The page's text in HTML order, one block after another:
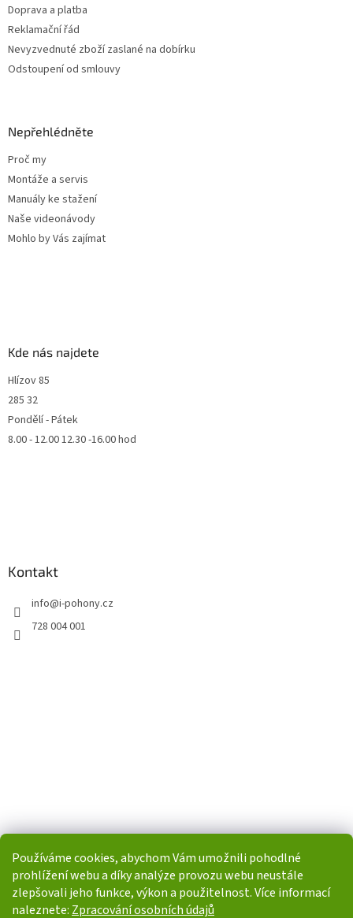
Používáme cookies, abychom Vám umožnili pohodlné
prohlížení webu a díky analýze provozu webu neustále
zlepšovali jeho funkce, výkon a použitelnost. Více informací
naleznete: Zpracování osobních údajů
Doprava a platba
Reklamační řád
Nevyzvednuté zboží zaslané na dobírku
Odstoupení od smlouvy
Nepřehlédněte
Proč my
Montáže a servis
Manuály ke stažení
Naše videonávody
Mohlo by Vás zajímat
Kde nás najdete
Hlízov 85
285 32
Pondělí - Pátek
8.00 - 12.00 12.30 -16.00 hod
Kontakt
info@i-pohony.cz
728 004 001